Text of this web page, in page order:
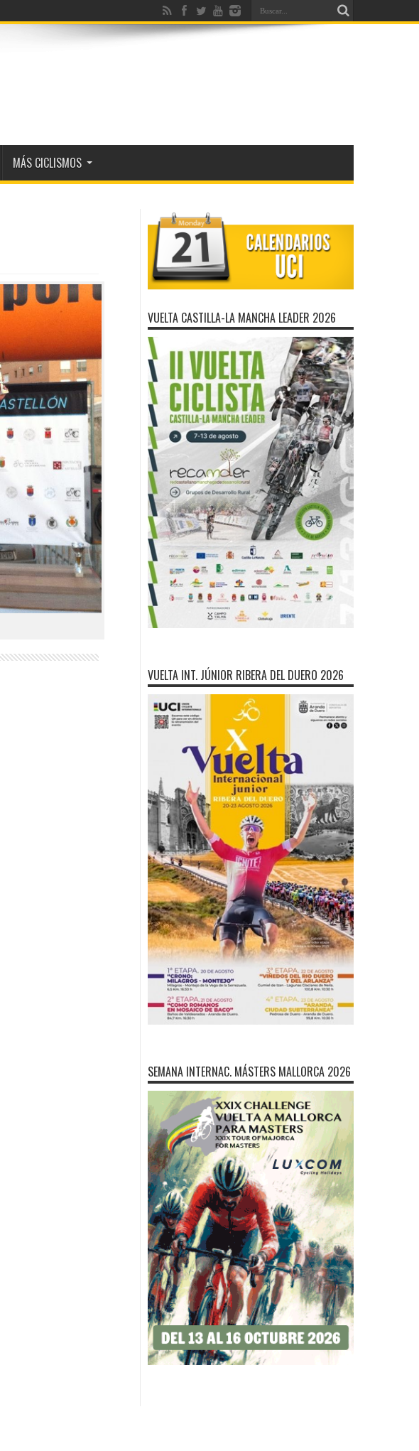
MÁS CICLISMOS
VUELTA CASTILLA-LA MANCHA LEADER 2026
VUELTA INT. JÚNIOR RIBERA DEL DUERO 2026
SEMANA INTERNAC. MÁSTERS MALLORCA 2026